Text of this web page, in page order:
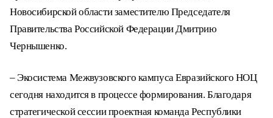
Новосибирской области заместителю Председателя
Правительства Российской Федерации Дмитрию
Чернышенко.
– Экосистема Межвузовского кампуса Евразийского НОЦ
сегодня находится в процессе формирования. Благодаря
стратегической сессии проектная команда Республики